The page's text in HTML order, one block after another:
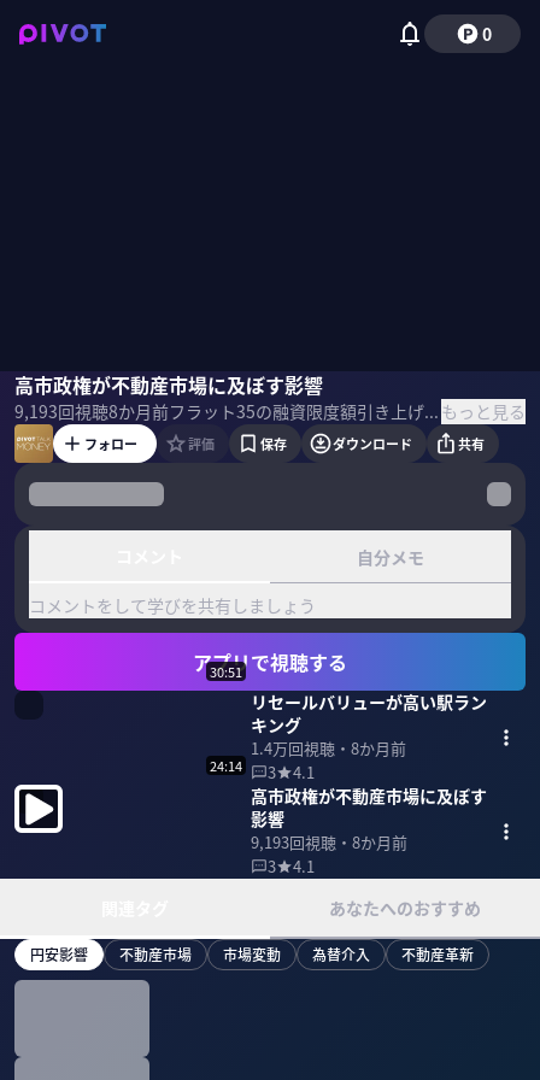
0
高市政権が不動産市場に及ぼす影響
9,193回視聴8か月前 フラット35の融資限度額引き上げや住宅ローン減税の適用面積変更が意味するメッセージとは？高市政権が不動産市場に及ぼす影響について不動産調査会社東京カンテイ髙橋雅之氏に聞いた。 ＜ゲスト＞ 髙橋雅之｜東京カンテイ 上席主任研究員 東北大学大学院修士課程修了を経て建設コンサルタント会社に入社。2006年に株式会社東京カンテイ入社。2008年より現職。豊富なデータを基にマンションを主とした不動産市場の動向調査・分析を担当。新聞や雑誌、テレビなどにデータや知見・コメントを提供。 ＜目次＞ もっと見る
髙橋雅之西岡孝洋
フォロー 評価 保存 ダウンロード 共有
自分メモ
コメントをして学びを共有しましょう
アプリで視聴する
30:51
リセールバリューが高い駅ラン
キング
1.4万回視聴・ 8か月前
3
4.1
24:14
高市政権が不動産市場に及ぼす
影響
9,193回視聴・ 8か月前
3
4.1
あなたへのおすすめ
円安影響 不動産市場 市場変動 為替介入 不動産革新